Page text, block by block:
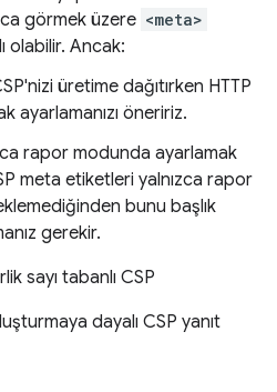
görmek üzere <meta>
olabilir. Ancak:
üretime dağıtırken HTTP
ayarlamanızı öneririz.
rapor modunda ayarlamak
meta etiketleri yalnızca rapor
bunu başlık
gerekir.
sayı tabanlı CSP
dayalı CSP yanıt